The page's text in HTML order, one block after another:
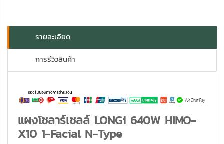
รายละเอียด
การรีวิวสินค้า
แผงโซลาร์เซลล์ LONGi 640W HIMO-
X10 1-Facial N-Type